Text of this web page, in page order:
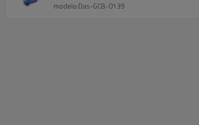
modelo:Das-GCB-0139